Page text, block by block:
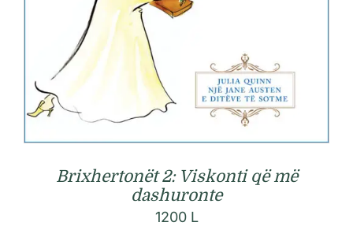
Brixhertonët 2: Viskonti që më
dashuronte
1200 L